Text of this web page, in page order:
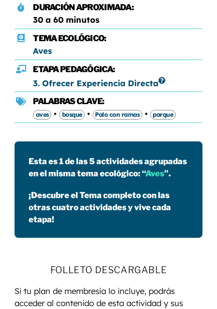
DURACIÓN APROXIMADA:
30 a 60 minutos
TEMA ECOLÓGICO:
Aves
ETAPA PEDAGÓGICA:
3. Ofrecer Experiencia Directa
PALABRAS CLAVE:
aves • bosque • Palo con ramas • parque
Esta es 1 de las 5 actividades agrupadas
en el misma tema ecológico: “Aves”.
¡Descubre el Tema completo con las
otras cuatro actividades y vive cada
etapa!
FOLLETO DESCARGABLE
Si tu plan de membresía lo incluye, podrás
acceder al contenido de esta actividad y sus